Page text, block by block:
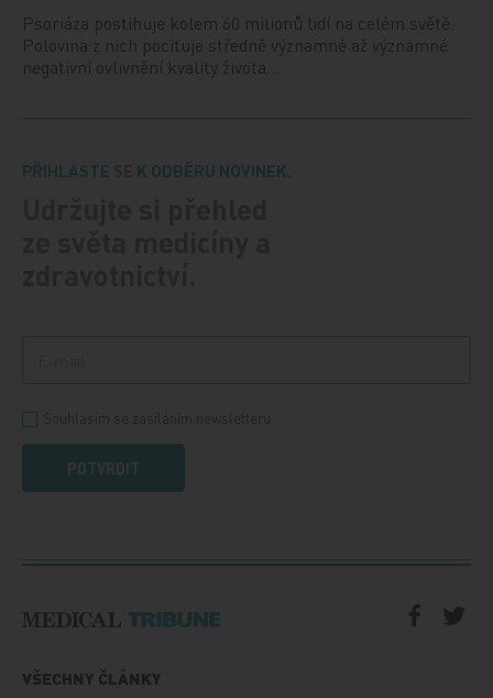
Psoriáza postihuje kolem 60 milionů lidí na celém světě.
Polovina z nich pociťuje středně významné až významné
negativní ovlivnění kvality života…
PŘIHLASTE SE K ODBĚRU NOVINEK.
POTVRDIT
VŠECHNY ČLÁNKY